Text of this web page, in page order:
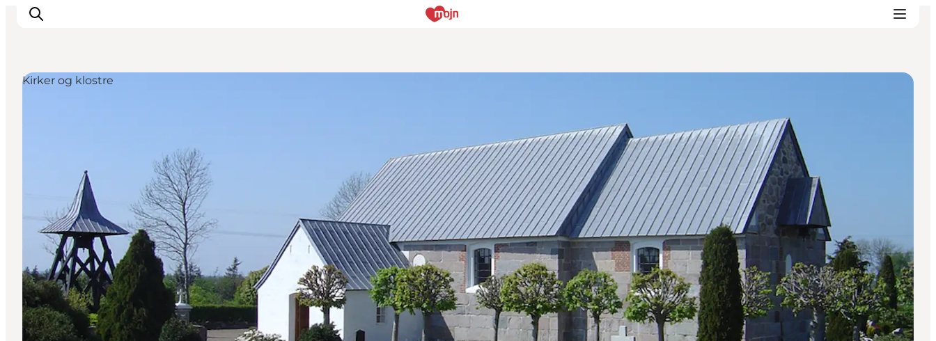
Overnatning
Planlæg din ferie
Booking
Kirker og klostre